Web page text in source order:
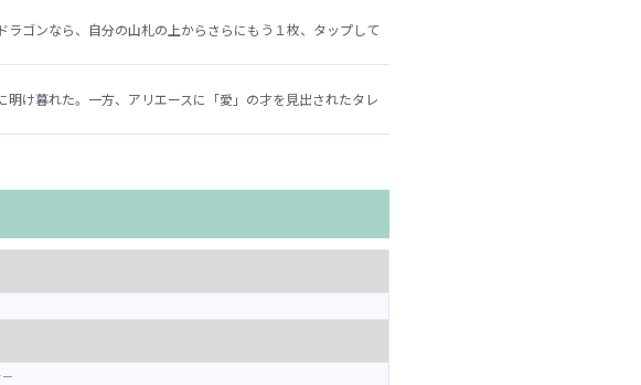
ゴンなら、自分の山札の上からさらにもう１枚、タップして
け暮れた。一方、アリエースに「愛」の才を見出されたタレ